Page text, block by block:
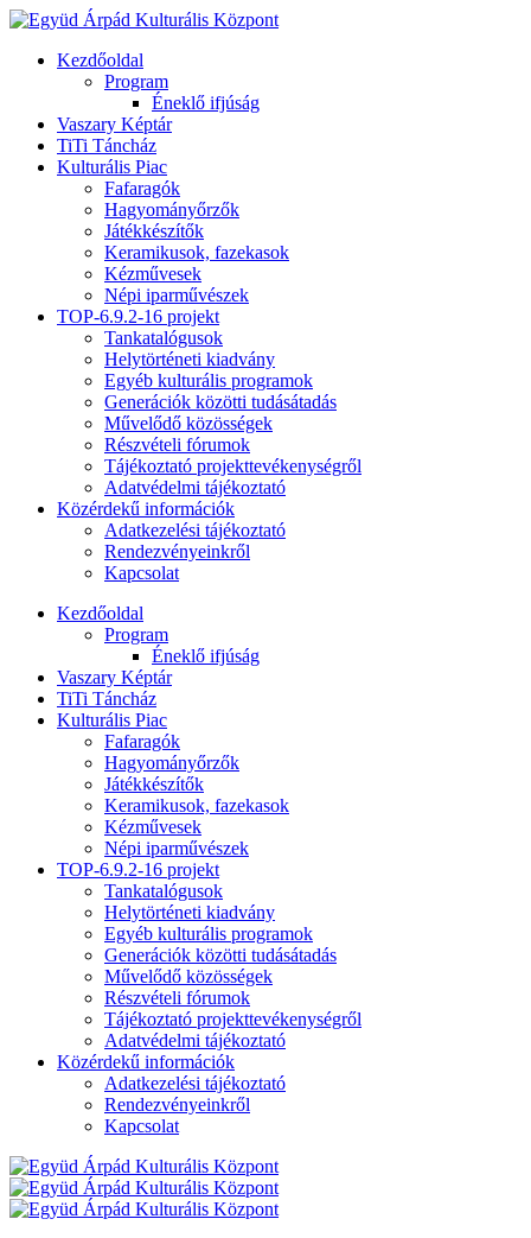
Kezdőoldal
Program
Éneklő ifjúság
Vaszary Képtár
TiTi Táncház
Kulturális Piac
Fafaragók
Hagyományőrzők
Játékkészítők
Keramikusok, fazekasok
Kézművesek
Népi iparművészek
TOP-6.9.2-16 projekt
Tankatalógusok
Helytörténeti kiadvány
Egyéb kulturális programok
Generációk közötti tudásátadás
Művelődő közösségek
Részvételi fórumok
Tájékoztató projekttevékenységről
Adatvédelmi tájékoztató
Közérdekű információk
Adatkezelési tájékoztató
Rendezvényeinkről
Kapcsolat
Kezdőoldal
Program
Éneklő ifjúság
Vaszary Képtár
TiTi Táncház
Kulturális Piac
Fafaragók
Hagyományőrzők
Játékkészítők
Keramikusok, fazekasok
Kézművesek
Népi iparművészek
TOP-6.9.2-16 projekt
Tankatalógusok
Helytörténeti kiadvány
Egyéb kulturális programok
Generációk közötti tudásátadás
Művelődő közösségek
Részvételi fórumok
Tájékoztató projekttevékenységről
Adatvédelmi tájékoztató
Közérdekű információk
Adatkezelési tájékoztató
Rendezvényeinkről
Kapcsolat